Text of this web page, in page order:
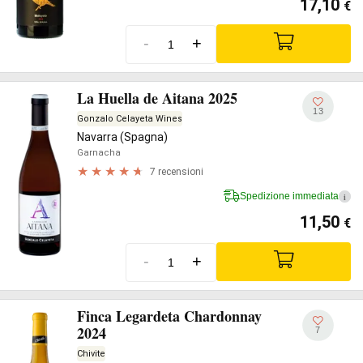
17,10 €
- +
La Huella de Aitana 2025
Gonzalo Celayeta Wines
Navarra (Spagna)
Garnacha
7 recensioni
13
Spedizione immediata i
11,50 €
- +
Finca Legardeta Chardonnay
2024
Chivite
7